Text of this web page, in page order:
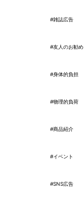
#雑誌広告
#友人のお勧め
#身体的負担
#物理的負荷
#商品紹介
#イベント
#SNS広告